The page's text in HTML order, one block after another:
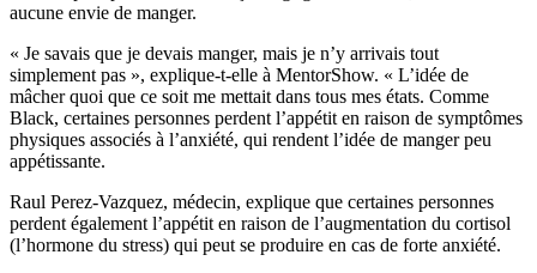
aucune envie de manger.
« Je savais que je devais manger, mais je n’y arrivais tout
simplement pas », explique-t-elle à MentorShow. « L’idée de
mâcher quoi que ce soit me mettait dans tous mes états. Comme
Black, certaines personnes perdent l’appétit en raison de symptômes
physiques associés à l’anxiété, qui rendent l’idée de manger peu
appétissante.
Raul Perez-Vazquez, médecin, explique que certaines personnes
perdent également l’appétit en raison de l’augmentation du cortisol
(l’hormone du stress) qui peut se produire en cas de forte anxiété.